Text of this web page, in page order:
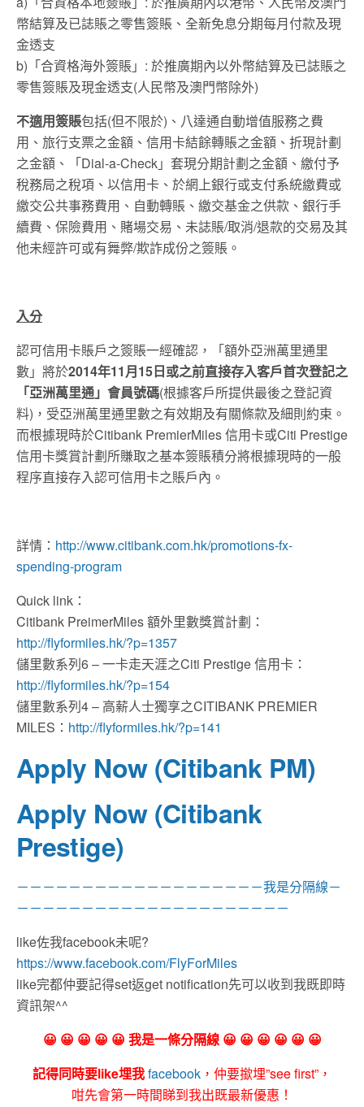
幣結算及已誌賬之零售簽賬、全新免息分期每月付款及現
金透支
b)「合資格海外簽賬」: 於推廣期內以外幣結算及已誌賬之
零售簽賬及現金透支(人民幣及澳門幣除外)
不適用簽賬包括(但不限於)、八達通自動增值服務之費
用、旅行支票之金額、信用卡結餘轉賬之金額、折現計劃
之金額、「Dial-a-Check」套現分期計劃之金額、繳付予
稅務局之稅項、以信用卡、於網上銀行或支付系統繳費或
繳交公共事務費用、自動轉賬、繳交基金之供款、銀行手
續費、保險費用、賭場交易、未誌賬/取消/退款的交易及其
他未經許可或有舞弊/欺詐成份之簽賬。
入分
認可信用卡賬戶之簽賬一經確認，「額外亞洲萬里通里
數」將於2014年11月15日或之前直接存入客戶首次登記之
「亞洲萬里通」會員號碼(根據客戶所提供最後之登記資
料)，受亞洲萬里通里數之有效期及有關條款及細則約束。
而根據現時於Citibank PremierMiles 信用卡或Citi Prestige
信用卡獎賞計劃所賺取之基本簽賬積分將根據現時的一般
程序直接存入認可信用卡之賬戶內。
詳情： http://www.citibank.com.hk/promotions-fx-
spending-program
Quick link：
Citibank PreimerMiles 額外里數獎賞計劃：
http://flyformiles.hk/?p=1357
儲里數系列6 – 一卡走天涯之Citi Prestige 信用卡：
http://flyformiles.hk/?p=154
儲里數系列4 – 高薪人士獨享之CITIBANK PREMIER
MILES： http://flyformiles.hk/?p=141
Apply Now (Citibank PM)
Apply Now (Citibank
Prestige)
－－－－－－－－－－－－－－－－－－－我是分隔線－
－－－－－－－－－－－－－－－－－－－－－
like佐我facebook未呢?
https://www.facebook.com/FlyForMiles
like完都仲要記得set返get notification先可以收到我既即時
資訊架^^
😀 😀 😀 😀 😀 我是一條分隔線 😀 😀 😀 😀 😀 😀
記得同時要like埋我facebook ，仲要撳埋”see first”，
咁先會第一時間睇到我出既最新優惠！